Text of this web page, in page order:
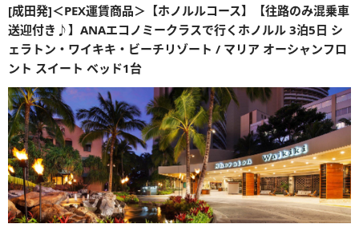
[成田発]＜PEX運賃商品＞【ホノルルコース】【往路のみ混乗車
送迎付き♪】ANAエコノミークラスで行くホノルル 3泊5日 シ
ェラトン・ワイキキ・ビーチリゾート / マリア オーシャンフロ
ント スイート ベッド1台